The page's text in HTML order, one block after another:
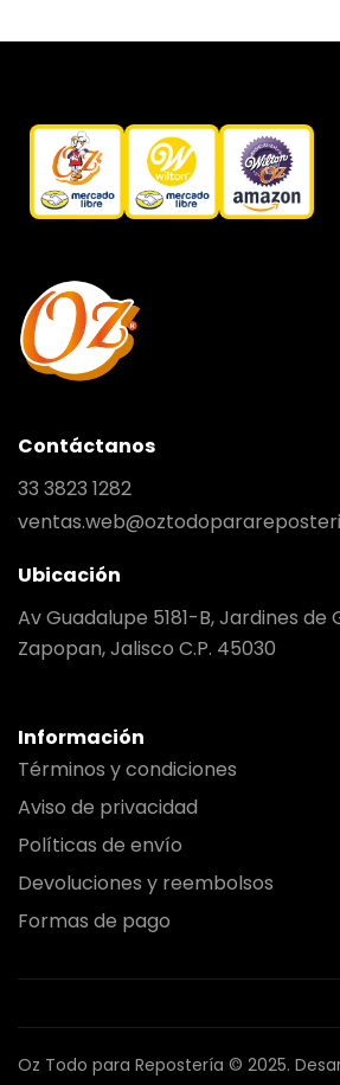
Contáctanos
33 3823 1282
Ubicación
Av Guadalupe 5181-B, Jardines de
Zapopan, Jalisco C.P. 45030
Información
Términos y condiciones
Aviso de privacidad
Políticas de envío
Devoluciones y reembolsos
Formas de pago
Oz Todo para Repostería © 2025.